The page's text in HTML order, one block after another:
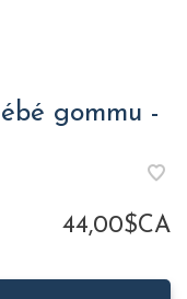
gommu -
44,00$CA